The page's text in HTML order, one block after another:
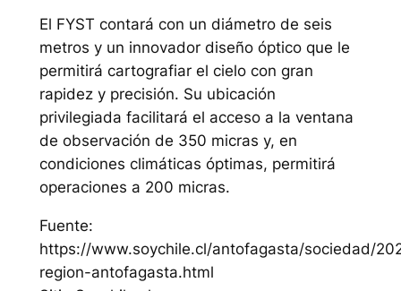
El FYST contará con un diámetro de seis
metros y un innovador diseño óptico que le
permitirá cartografiar el cielo con gran
rapidez y precisión. Su ubicación
privilegiada facilitará el acceso a la ventana
de observación de 350 micras y, en
condiciones climáticas óptimas, permitirá
operaciones a 200 micras.
Fuente:
https://www.soychile.cl/antofagasta/sociedad/
region-antofagasta.html